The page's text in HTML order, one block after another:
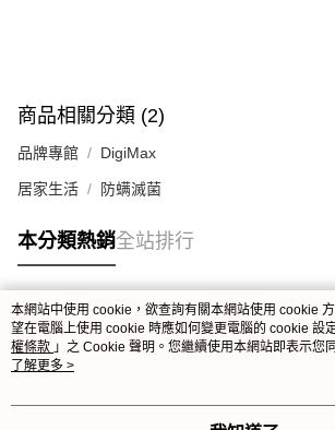
商品相關分類 (2)
品牌專館 DigiMax
居家生活 防螨滅菌
本分類熱銷全站排行
熱門標籤
本網站中使用 cookie，欲查詢有關本網站使用 cookie
望在電腦上使用 cookie 時應如何變更電腦的 cookie 設
權條款 」之 Cookie 聲明。您繼續使用本網站即表示您
用條款之 Cookie 聲明使用 cookie。
了解更多 >